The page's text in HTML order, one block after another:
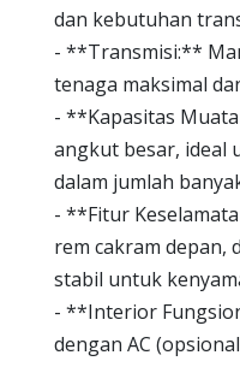
dan kebutuhan
- **Transmisi:**
tenaga maksimal
- **Kapasitas
angkut besar, ideal
dalam jumlah
- **Fitur
rem cakram depan,
stabil untuk
- **Interior
dengan AC